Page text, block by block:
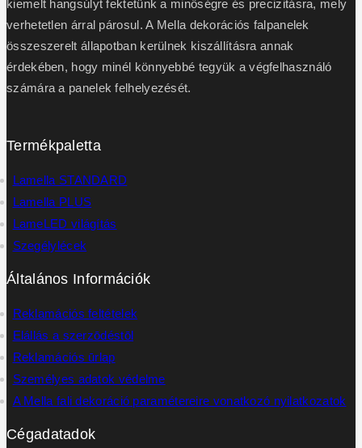
kiemelt hangsúlyt fektetünk a minőségre és precizitásra, mely
verhetetlen árral párosul. A Mella dekorációs falpanelek
összeszerelt állapotban kerülnek kiszállításra annak
érdekében, hogy minél könnyebbé tegyük a végfelhasználó
számára a panelek felhelyezését.
Termékpaletta
Lamella STANDARD
Lamella PLUS
LameLED világítás
Szegélylécek
Általános Információk
Reklamációs feltételek
Elállás a szerzōdéstōl
Reklamációs ūrlap
Személyes adatok védelme
A Mella fali dekoráció paramétereire vonatkozó nyilatkozatok
Cégadatadok